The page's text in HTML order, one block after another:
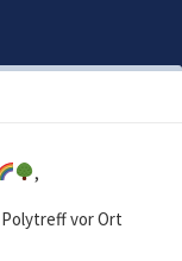
,
vor Ort